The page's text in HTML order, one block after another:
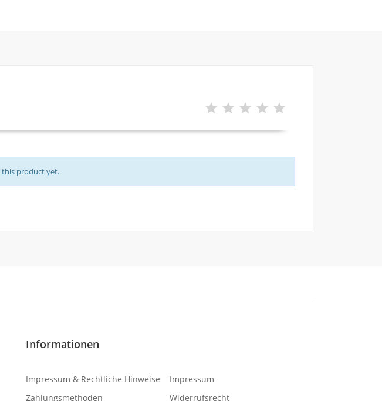
this product yet.
Informationen
Impressum & Rechtliche Hinweise
Impressum
Zahlungsmethoden
Widerrufsrecht